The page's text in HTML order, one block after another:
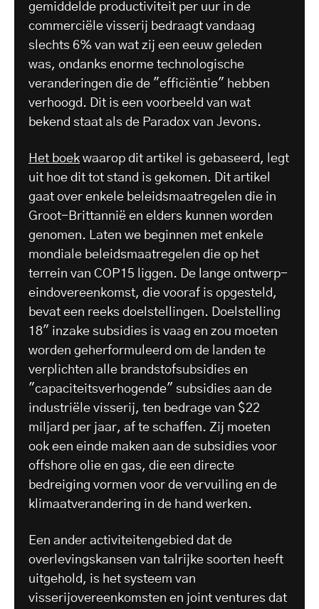
gemiddelde productiviteit per uur in de
commerciële visserij bedraagt vandaag
slechts 6% van wat zij een eeuw geleden
was, ondanks enorme technologische
veranderingen die de "efficiëntie" hebben
verhoogd. Dit is een voorbeeld van wat
bekend staat als de Paradox van Jevons.
Het boek waarop dit artikel is gebaseerd, legt
uit hoe dit tot stand is gekomen. Dit artikel
gaat over enkele beleidsmaatregelen die in
Groot-Brittannië en elders kunnen worden
genomen. Laten we beginnen met enkele
mondiale beleidsmaatregelen die op het
terrein van COP15 liggen. De lange ontwerp-
eindovereenkomst, die vooraf is opgesteld,
bevat een reeks doelstellingen. Doelstelling
18" inzake subsidies is vaag en zou moeten
worden geherformuleerd om de landen te
verplichten alle brandstofsubsidies en
"capaciteitsverhogende" subsidies aan de
industriële visserij, ten bedrage van $22
miljard per jaar, af te schaffen. Zij moeten
ook een einde maken aan de subsidies voor
offshore olie en gas, die een directe
bedreiging vormen voor de vervuiling en de
klimaatverandering in de hand werken.
Een ander activiteitengebied dat de
overlevingskansen van talrijke soorten heeft
uitgehold, is het systeem van
visserijovereenkomsten en joint ventures dat